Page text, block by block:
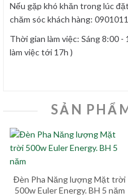
Nếu gặp khó khăn trong lúc
chăm sóc khách hàng:
Thời gian làm việc: Sáng 8:00
làm việc tới 17h )
SẢN
Đèn Pha Năng lượng Mặt trời
500w Euler Energy. BH 5 năm